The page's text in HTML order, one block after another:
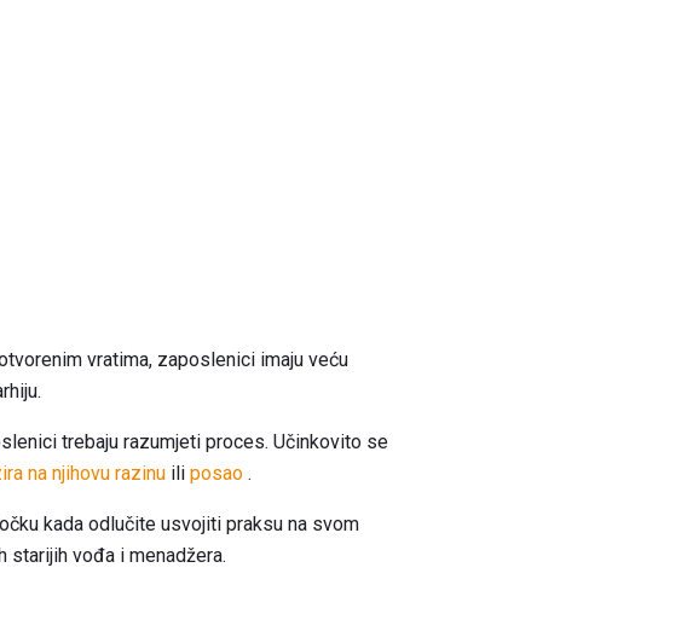
vratima, zaposlenici imaju veću
trebaju razumjeti proces. Učinkovito se
na njihovu razinu ili posao .
kada odlučite usvojiti praksu na svom
starijih vođa i menadžera.